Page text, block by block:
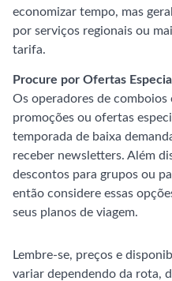
economizar tempo, mas
por serviços regionais ou
tarifa.
Procure por Ofertas
Os operadores de
promoções ou ofertas
temporada de baixa
receber newsletters. Além
descontos para grupos ou
então considere essas
seus planos de viagem.
Lembre-se, preços e
variar dependendo da rota,